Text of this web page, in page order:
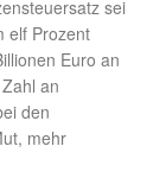
sei
elf Prozent
Euro an
an
den
mehr